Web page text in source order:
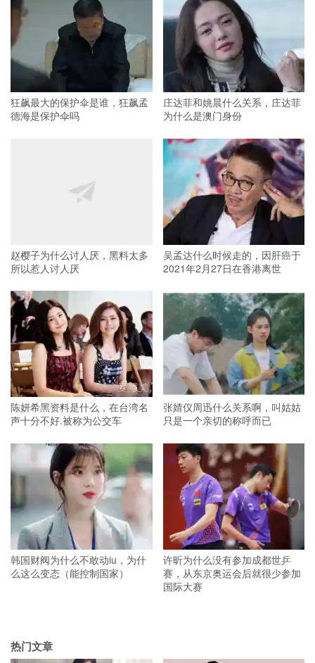
狂飙最大的保护伞是谁，狂飙孟
德海是保护伞吗
庄达菲和姚晨什么关系，庄达菲
为什么是澳门身份
赵樱子为什么讨人厌，黑料太多
所以惹人讨人厌
吴孟达什么时候走的，因肝癌于
2021年2月27日在香港离世
陈妍希黑资料是什么，在台湾名
声十分不好.被称为公交车
张婧仪周迅什么关系啊，叫姑姑
只是一个亲切的称呼而已
韩国财阀为什么不敢动iu，为什
么这么变态（能控制国家）
许昕为什么没有参加成都世乒
赛，从东京奥运会后就很少参加
国际大赛
热门文章